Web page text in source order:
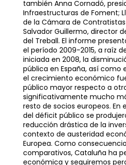
también Anna Cornadó,
Infraestructuras de Foment;
de la Cámara de
Salvador Guillermo, director
del Treball. El informe
el período 2009-2015, a raíz
iniciada en 2008, la
pública en España, así como
el crecimiento económico
público mayor respecto a
significativamente mucho
resto de socios europeos. En
del déficit público se
reducción drástica de la
contexto de austeridad
Europea. Como
comparativos, Cataluña ha
económica y seguiremos